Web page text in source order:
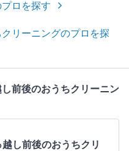
ロを探す
リーニングのプロを探
前後のおうちクリーニン
し前後のおうちクリ